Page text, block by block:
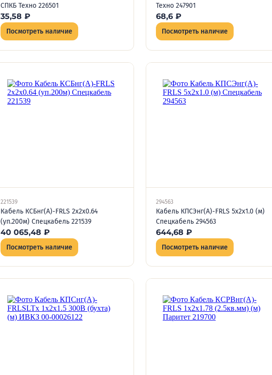
СПКБ Техно 226501
35,58 ₽
Посмотреть наличие
Техно 247901
68,6 ₽
Посмотреть наличие
221539
Кабель КСБнг(А)-FRLS 2х2х0.64
(уп.200м) Спецкабель 221539
40 065,48 ₽
Посмотреть наличие
294563
Кабель КПСЭнг(А)-FRLS 5х2х1.0 (м)
Спецкабель 294563
644,68 ₽
Посмотреть наличие